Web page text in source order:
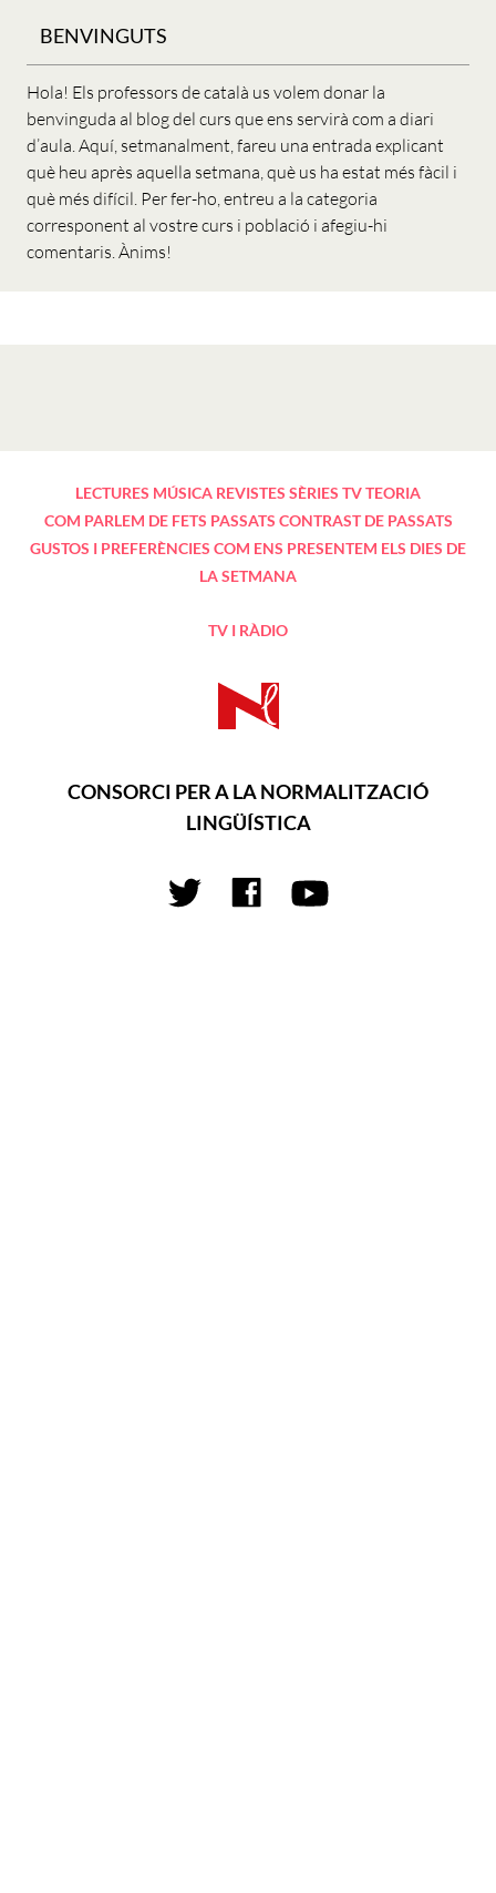
BENVINGUTS
Hola! Els professors de català us volem donar la
benvinguda al blog del curs que ens servirà com a diari
d’aula. Aquí, setmanalment, fareu una entrada explicant
què heu après aquella setmana, què us ha estat més fàcil i
què més difícil. Per fer-ho, entreu a la categoria
corresponent al vostre curs i població i afegiu-hi
comentaris. Ànims!
LECTURES MÚSICA REVISTES SÈRIES TVTEORIA
COM PARLEM DE FETS PASSATS CONTRAST DE PASSATS
GUSTOS I PREFERÈNCIES COM ENS PRESENTEM ELS DIES DE
LA SETMANA
TV I RÀDIO
CONSORCI PER A LA NORMALITZACIÓ
LINGÜÍSTICA